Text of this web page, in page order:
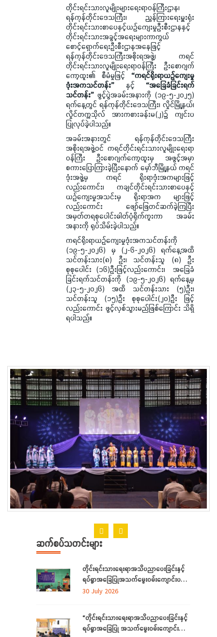
တိုင်းရင်းသားလူမျိုးများရေးရာဝန်ကြီးဌာန၊
ရန်ကုန်တိုင်းဒေသကြီး၊ ညွှန်ကြားရေးမှူးရုံး
တိုင်းရင်းသားစာပေနှင့်ယဉ်ကျေးမှုဦးစီးဌာနနှင့်
တိုင်းရင်းသားအခွင့်အရေးများကာကွယ်
စောင့်ရှောက်ရေးဦးစီးဌာနအနေဖြင့်
ရန်ကုန်တိုင်းဒေသကြီးအစိုးရအဖွဲ့၊ ကရင်
တိုင်းရင်းသားလူမျိုးရေးရာဝန်ကြီး ဦးစောဂျက်
ကော့ထူး၏ စီမံမှုဖြင့်“ကရင်ရိုးရာယဉ်ကျေးမှု
ဒုံးအကသင်တန်း” နှင့်“အခြေခံခြင်းရက်
သင်တန်း” ဖွင့်ပွဲအခမ်းအနားကို (၁၉-၅-၂၀၂၅)
ရက်နေ့တွင် ရန်ကုန်တိုင်းဒေသကြီး၊ လှိုင်မြို့နယ်၊
လှိုင်တက္ကသိုလ် အားကစားခန်းမ(၂)၌ ကျင်းပ
ပြုလုပ်ခဲ့ပါသည်။
အခမ်းအနားတွင် ရန်ကုန်တိုင်းဒေသကြီး
အစိုးရအဖွဲ့ဝင် ကရင်တိုင်းရင်းသားလူမျိုးရေးရာ
ဝန်ကြီး ဦးစောဂျက်ကော့ထူးမှ အဖွင့်အမှာ
စကားပြောကြားခဲ့ပြီးနောက် မှော်ဘီမြို့နယ် ကရင်
ဒုံးအဖွဲ့မှ ကရင် ရိုးရာဒုံးအကများဖြင့်
လည်းကောင်း၊ ကချင်တိုင်းရင်းသားစာပေနှင့်
ယဉ်ကျေးမှုအသင်းမှ ရိုးရာအက များဖြင့်
လည်းကောင်း ဖျော်ဖြေတင်ဆက်ခဲ့ကြပြီး
အမှတ်တရစုပေါင်းဓါတ်ပုံရိုက်ကူးကာ အခမ်း
အနားကို ရုပ်သိမ်းခဲ့ပါသည်။
ကရင်ရိုးရာယဉ်ကျေးမှုဒုံးအကသင်တန်းကို
(၁၉-၅-၂၀၂၆) မှ (၂-၆-၂၀၂၆) ရက်နေ့အထိ
သင်တန်းသား(၈) ဦး၊ သင်တန်းသူ (၈) ဦး
စုစုပေါင်း (၁၆)ဦးဖြင့်လည်းကောင်း၊ အခြေခံ
ခြင်းရက်သင်တန်းကို (၁၉-၅-၂၀၂၆) ရက်နေ့မှ
(၂၃-၅-၂၀၂၆) အထိ သင်တန်းသား (၅)ဦး၊
သင်တန်းသူ (၁၅)ဦး စုစုပေါင်း(၂၀)ဦး ဖြင့်
လည်းကောင်း ဖွင့်လှစ်သွားမည်ဖြစ်ကြောင်း သိရှိ
ရပါသည်။
ဆက်စပ်သတင်းများ
တိုင်းရင်းသားရေးရာအသိပညာပေးခြင်းနှင့်
ရပ်ရွာအခြေပြုအသက်မွေးဝမ်းကျောင်းပညာ
လိုအပ်ချက်တို့ကို ဆန်းစစ်စီမံခြင်းအစီအစဉ်
30 July 2026
“တိုင်းရင်းသားရေးရာအသိပညာပေးခြင်းနှင့်
ရပ်ရွာအခြေပြု အသက်မွေးဝမ်းကျောင်း